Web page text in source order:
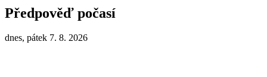
Předpověď počasí
dnes, pátek 7. 8. 2026